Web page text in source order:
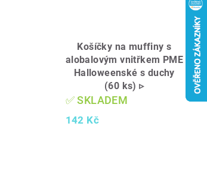
Košíčky na muffiny s
alobalovým vnitřkem PME
Halloweenské s duchy
(60 ks) ▹
✅ SKLADEM
142 Kč